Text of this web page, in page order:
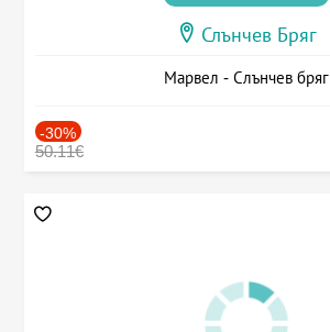
Слънчев Бряг
Марвел - Слънчев бряг
-30%
50.11€